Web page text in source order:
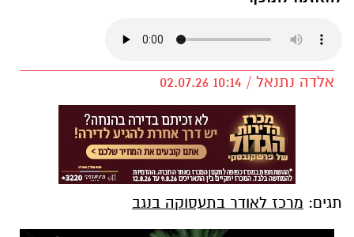
אלדה נתנאל / 10:14 02.07.26
תגים: מרכז לאודר בתעסוקה בנגב